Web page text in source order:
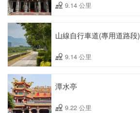
9.14 公里
山線自行車道(專用道路段)
9.14 公里
潭水亭
9.22 公里